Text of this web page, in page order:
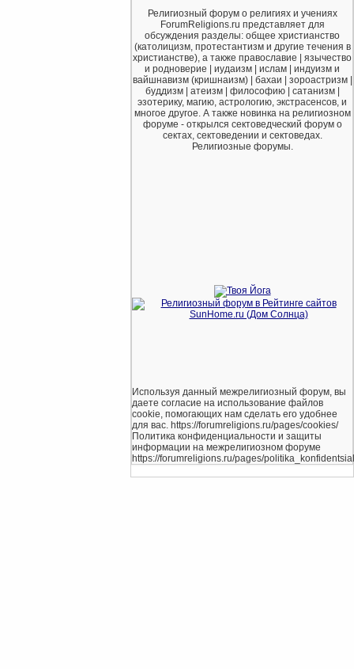
Религиозный форум о религиях и учениях
ForumReligions.ru представляет для
обсуждения разделы: общее христианство
(католицизм, протестантизм и другие течения в
христианстве), а также православие | язычество
и родноверие | иудаизм | ислам | индуизм и
вайшнавизм (кришнаизм) | бахаи | зороастризм |
буддизм | атеизм | философию | сатанизм |
эзотерику, магию, астрологию, экстрасенсов, и
многое другое. А также новинка на религиозном
форуме - открылся сектоведческий форум о
сектах, сектоведении и сектоведах.
Религиозные форумы.
Используя данный межрелигиозный форум, вы
даете согласие на использование файлов
cookie, помогающих нам сделать его удобнее
для вас. https://forumreligions.ru/pages/cookies/
Политика конфиденциальности и защиты
информации на межрелигиозном форуме
https://forumreligions.ru/pages/